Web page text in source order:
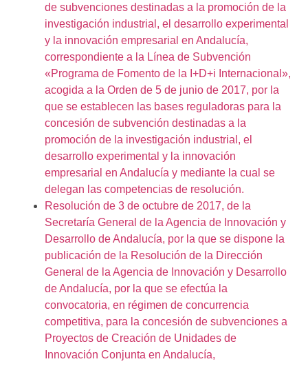
de subvenciones destinadas a la promoción de la
investigación industrial, el desarrollo experimental
y la innovación empresarial en Andalucía,
correspondiente a la Línea de Subvención
«Programa de Fomento de la I+D+i Internacional»,
acogida a la Orden de 5 de junio de 2017, por la
que se establecen las bases reguladoras para la
concesión de subvención destinadas a la
promoción de la investigación industrial, el
desarrollo experimental y la innovación
empresarial en Andalucía y mediante la cual se
delegan las competencias de resolución.
Resolución de 3 de octubre de 2017, de la
Secretaría General de la Agencia de Innovación y
Desarrollo de Andalucía, por la que se dispone la
publicación de la Resolución de la Dirección
General de la Agencia de Innovación y Desarrollo
de Andalucía, por la que se efectúa la
convocatoria, en régimen de concurrencia
competitiva, para la concesión de subvenciones a
Proyectos de Creación de Unidades de
Innovación Conjunta en Andalucía,